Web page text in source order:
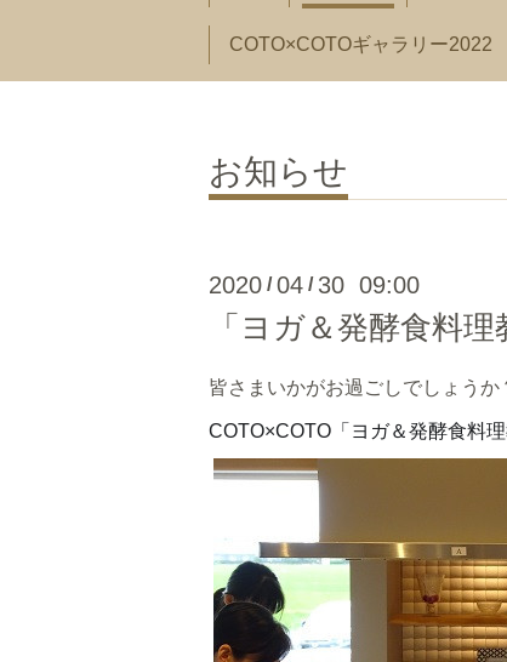
COTO×COTOギャラリー2022
お知らせ
2020 /04 / 30 09:00
「ヨガ＆発酵食料
皆さまいかがお過ごしでしょうか
COTO×COTO「ヨガ＆発酵食料